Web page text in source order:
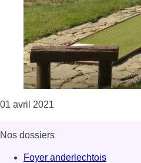
01 avril 2021
Nos dossiers
Foyer anderlechtois